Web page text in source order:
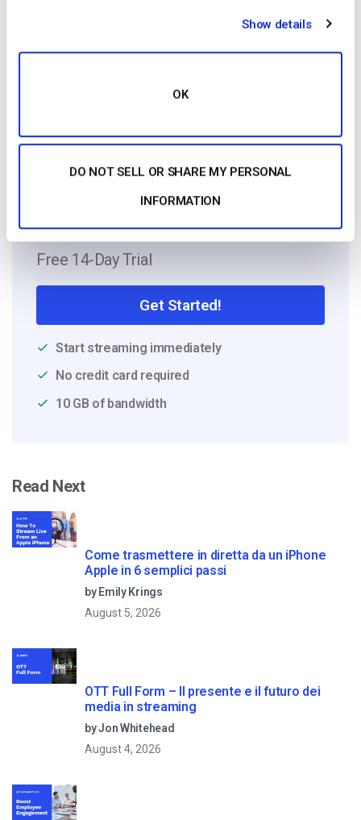
Show details
OK
DO NOT SELL OR SHARE MY PERSONAL
INFORMATION
Harmonie is a Senior digital marketer with
over 6 years in the Tech Industry. She has
and loves to work in multilingual
Free 14-Day Trial
Get Started!
Start streaming immediately
No credit card required
10 GB of bandwidth
Read Next
Come trasmettere in diretta da un iPhone
Apple in 6 semplici passi
by Emily Krings
August 5, 2026
OTT Full Form – Il presente e il futuro dei
media in streaming
by Jon Whitehead
August 4, 2026